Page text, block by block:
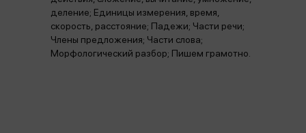
деление; Единицы измерения, время,
скорость, расстояние; Падежи; Части речи;
Члены предложения; Части слова;
Морфологический разбор; Пишем грамотно.